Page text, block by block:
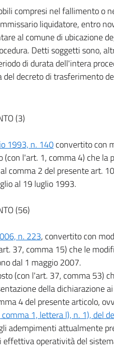
compresi nel fallimento o
liquidatore, entro
al comune di ubicazione
Detti soggetti sono,
di durata dell'intera
del decreto di trasferimento
(3)
1993, n. 140convertito con
(con l'art. 1, comma 4) che
comma 2 del presente art.
al 19 luglio 1993.
(56)
n. 223, convertito con
37, comma 15) che le
dal 1 maggio 2007.
(con l'art. 37, comma 53)
della dichiarazione
4 del presente articolo,
1, lettera l), n. 1), del
adempimenti attualmente
effettiva operatività del